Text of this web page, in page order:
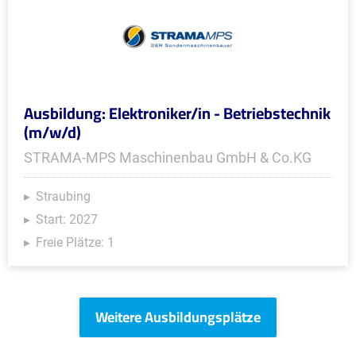
Ausbildung: Elektroniker/in - Betriebstechnik
(m/w/d)
STRAMA-MPS Maschinenbau GmbH & Co.KG
Straubing
Start: 2027
Freie Plätze: 1
Weitere Ausbildungsplätze